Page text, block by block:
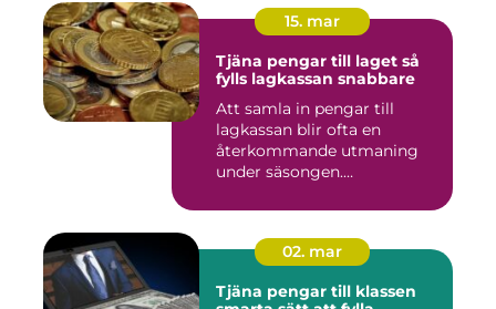
15. mar
Tjäna pengar till laget så
fylls lagkassan snabbare
Att samla in pengar till
lagkassan blir ofta en
återkommande utmaning
under säsongen.
02. mar
Tjäna pengar till klassen